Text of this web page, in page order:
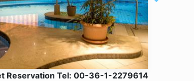
Reservation Tel: 00-36-1-2279614